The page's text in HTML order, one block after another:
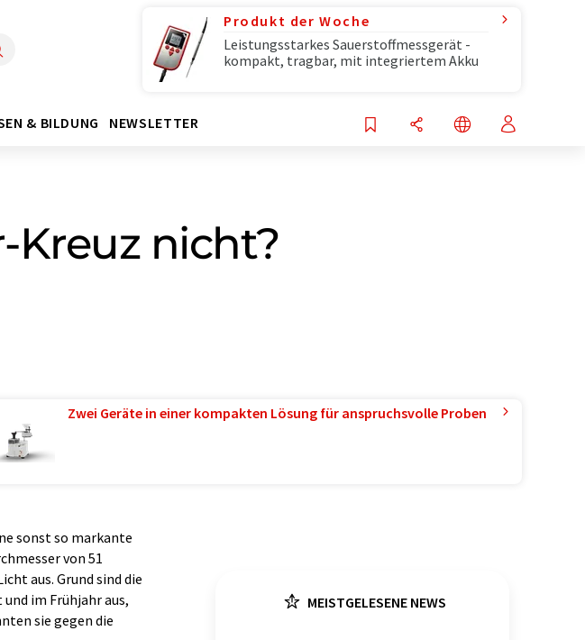
Produkt der Woche
Leistungsstarkes Sauerstoffmessgerät -
kompakt, tragbar, mit integriertem Akku
& BILDUNG NEWSLETTER
Kreuz nicht?
Zwei Geräte in einer kompakten Lösung für anspruchsvolle Proben
sonst so markante
von 51
aus. Grund sind die
im Frühjahr aus,
sie gegen die
MEISTGELESENE NEWS